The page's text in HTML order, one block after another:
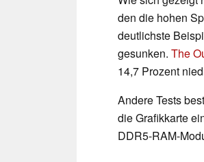
den die hohen
deutlichste
gesunken. The
14,7 Prozent
Andere Tests
die Grafikkarte
DDR5-RAM-